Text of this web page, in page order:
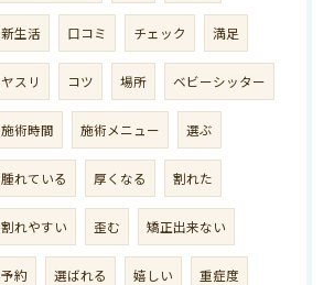
新生活 口コミ チェック 満足
ヤスリ コツ 場所 ベビーシッター
施術時間 施術メニュー 選ぶ
腫れている 厚くなる 割れた
割れやすい 歪む 矯正出来ない
予約 選ばれる 嬉しい 重症度